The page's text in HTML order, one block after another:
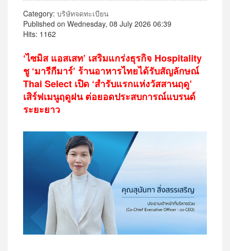
Category: บริษัทจดทะเบียน
Published on Wednesday, 08 July 2026 06:39
Hits: 1162
‘ไซมิส แอสเสท’ เสริมแกร่งธุรกิจ Hospitality
ชู ‘มารีกีมาร์’ ร้านอาหารไทยได้รับสัญลักษณ์
Thai Select เปิด ‘สำรับแรกแห่งวัสสานฤดู’
เสิร์ฟเมนูฤดูฝน ต่อยอดประสบการณ์แบรนด์
ระยะยาว